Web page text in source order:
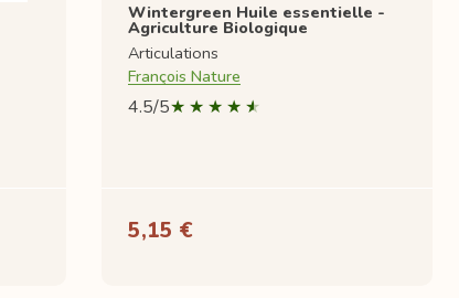
Wintergreen Huile essentielle -
Agriculture Biologique
Articulations
François Nature
4.5/5
5,15 €